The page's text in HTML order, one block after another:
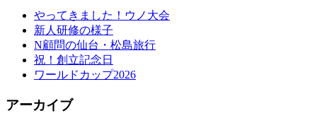
やってきました！ウノ大会
新人研修の様子
N顧問の仙台・松島旅行
祝！創立記念日
ワールドカップ2026
アーカイブ